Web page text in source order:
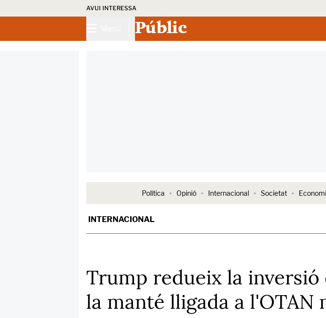
AVUI INTERESSA
Públic
Política Opinió Internacional Societat
INTERNACIONAL
Trump redueix la
la manté lligada a